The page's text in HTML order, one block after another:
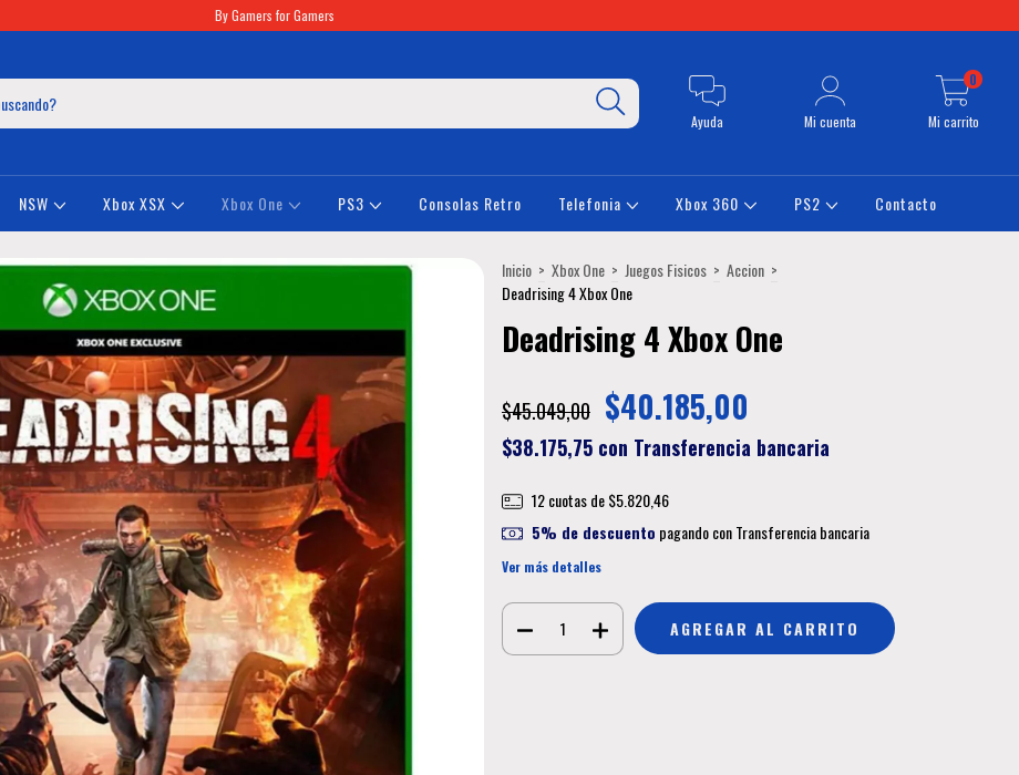
By Gamers for Gamers
Ayuda Mi cuenta Mi carrito
0
NSW Xbox XSX Xbox One PS3 Consolas Retro Telefonia Xbox 360 PS2 Contacto
Inicio > Xbox One > Juegos Fisicos > Accion >
Deadrising 4 Xbox One
Deadrising 4 Xbox One
$45.049,00 $40.185,00
$38.175,75 con Transferencia bancaria
12 cuotas de$5.820,46
5% de descuento pagando con Transferencia bancaria
Ver más detalles